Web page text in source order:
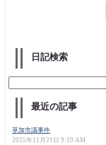
日記検索
最近の記事
草加市議事件
2025年11月21日 9:19 AM